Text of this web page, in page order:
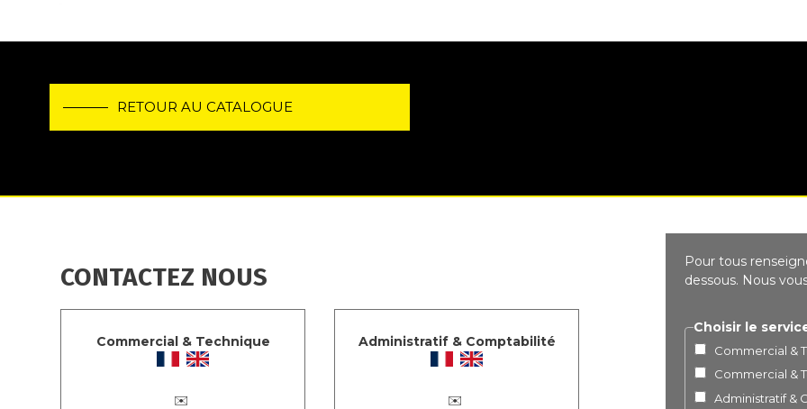
RETOUR AU CATALOGUE
CONTACTEZ NOUS
Commercial & Technique
✉️
Administratif & Comptabilité
✉️
Pour tous
dessous. Nous
Choisir le
Commercial &
Commercial &
Administratif &